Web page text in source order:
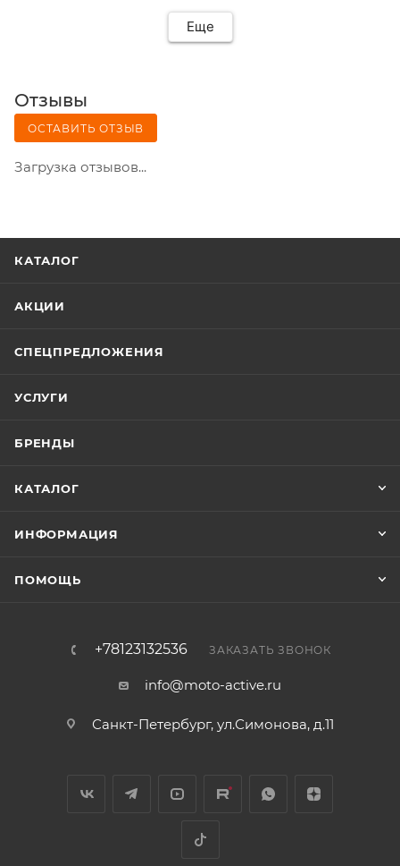
Еще
Отзывы
ОСТАВИТЬ ОТЗЫВ
Загрузка отзывов...
КАТАЛОГ
АКЦИИ
СПЕЦПРЕДЛОЖЕНИЯ
УСЛУГИ
БРЕНДЫ
КАТАЛОГ
ИНФОРМАЦИЯ
ПОМОЩЬ
+78123132536 ЗАКАЗАТЬ ЗВОНОК
info@moto-active.ru
Санкт-Петербург, ул.Симонова, д.11